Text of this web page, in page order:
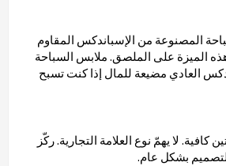
المصنوعة من الإسباندكس المقاوم
الميزة على الملصق. ملابس السباحة
العادي مضيعة للمال إذا كنت تسبح
كافية. لا يهمّ نوع العلامة التجارية. ركّز
بشكل عام.